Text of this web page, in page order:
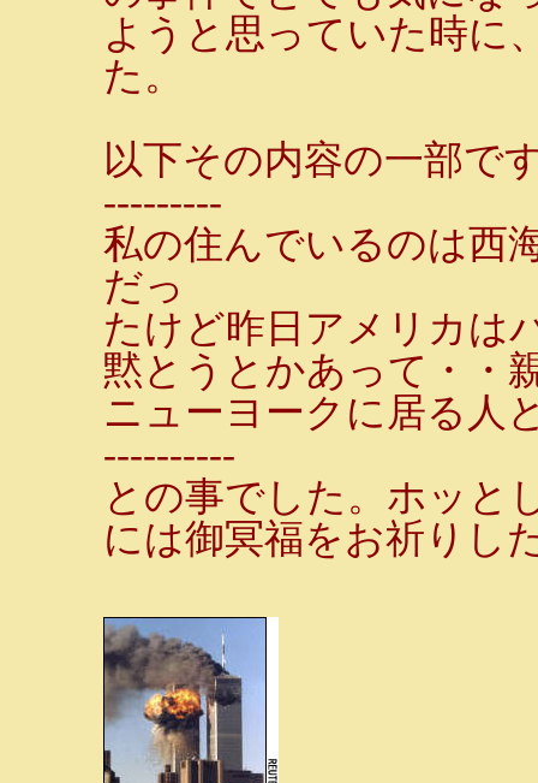
ようと思っていた時に
た。
以下その内容の一部で
---------
私の住んでいるのは西
だっ
たけど昨日アメリカは
黙とうとかあって・・
ニューヨークに居る人
----------
との事でした。ホッと
には御冥福をお祈りし